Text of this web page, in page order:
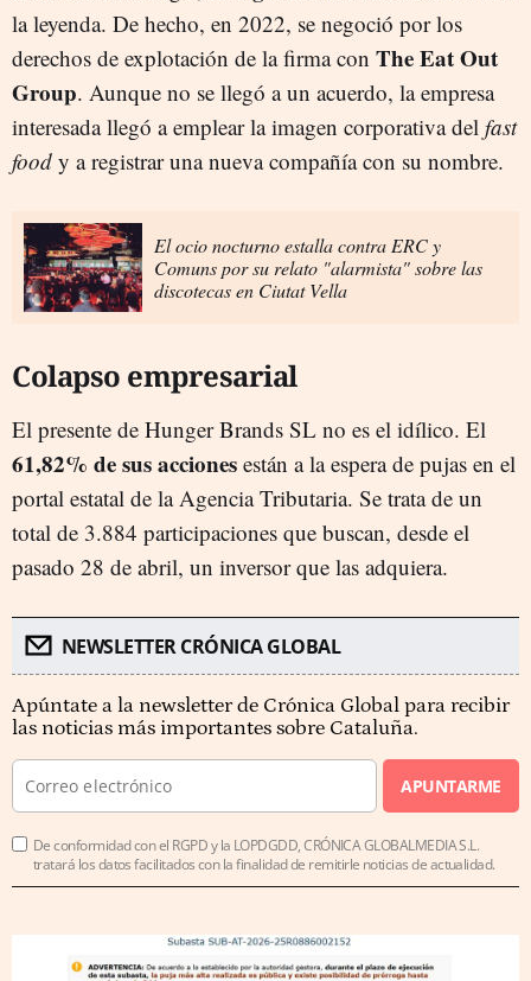
la leyenda. De hecho, en 2022, se negoció por los
derechos de explotación de la firma con The Eat Out
Group. Aunque no se llegó a un acuerdo, la empresa
interesada llegó a emplear la imagen corporativa del fast
food y a registrar una nueva compañía con su nombre.
El ocio nocturno estalla contra ERC y
Comuns por su relato "alarmista" sobre las
discotecas en Ciutat Vella
Colapso empresarial
El presente de Hunger Brands SL no es el idílico. El
61,82% de sus acciones están a la espera de pujas en el
portal estatal de la Agencia Tributaria. Se trata de un
total de 3.884 participaciones que buscan, desde el
pasado 28 de abril, un inversor que las adquiera.
NEWSLETTER CRÓNICA GLOBAL
Apúntate a la newsletter de Crónica Global para recibir
las noticias más importantes sobre Cataluña.
APUNTARME
De conformidad con el RGPD y la LOPDGDD, CRÓNICA GLOBALMEDIA S.L.
tratará los datos facilitados con la finalidad de remitirle noticias de actualidad.